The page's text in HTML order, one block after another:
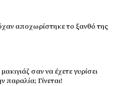
αποχωρίστηκε το ξανθό της
σαν να έχετε γυρίσει
παραλία; Γίνεται!